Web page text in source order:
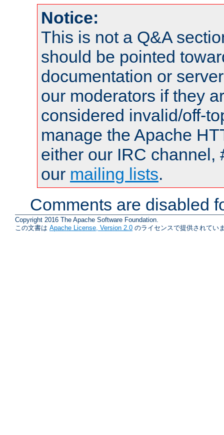
Notice:
This is not a Q&A
should be pointed
documentation or
our moderators if they
considered invalid/off-
manage the Apache
either our IRC channel,
our mailing lists.
Comments are disabled
Copyright 2016 The Apache Software Foundation.
この文書は Apache License, Version 2.0 のライセンスで提供されてい